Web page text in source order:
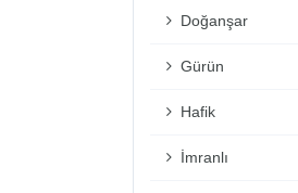
Doğanşar
Gürün
Hafik
İmranlı